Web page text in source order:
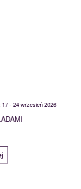
- 24 wrzesień 2026